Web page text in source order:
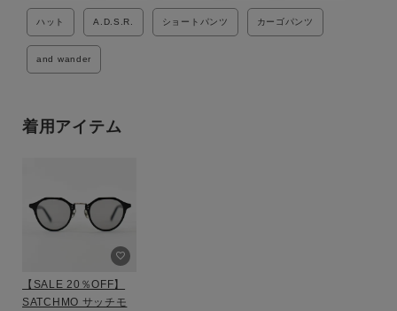
ハット A.D.S.R. ショートパンツ カーゴパンツ
and wander
着用アイテム
【SALE 20％OFF】
SATCHMO サッチモ